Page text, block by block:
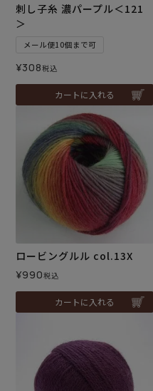
刺し子糸 濃パープル＜121
＞
メール便10個まで可
¥308税込
カートに入れる
ロービングルル col.13X
¥990税込
カートに入れる